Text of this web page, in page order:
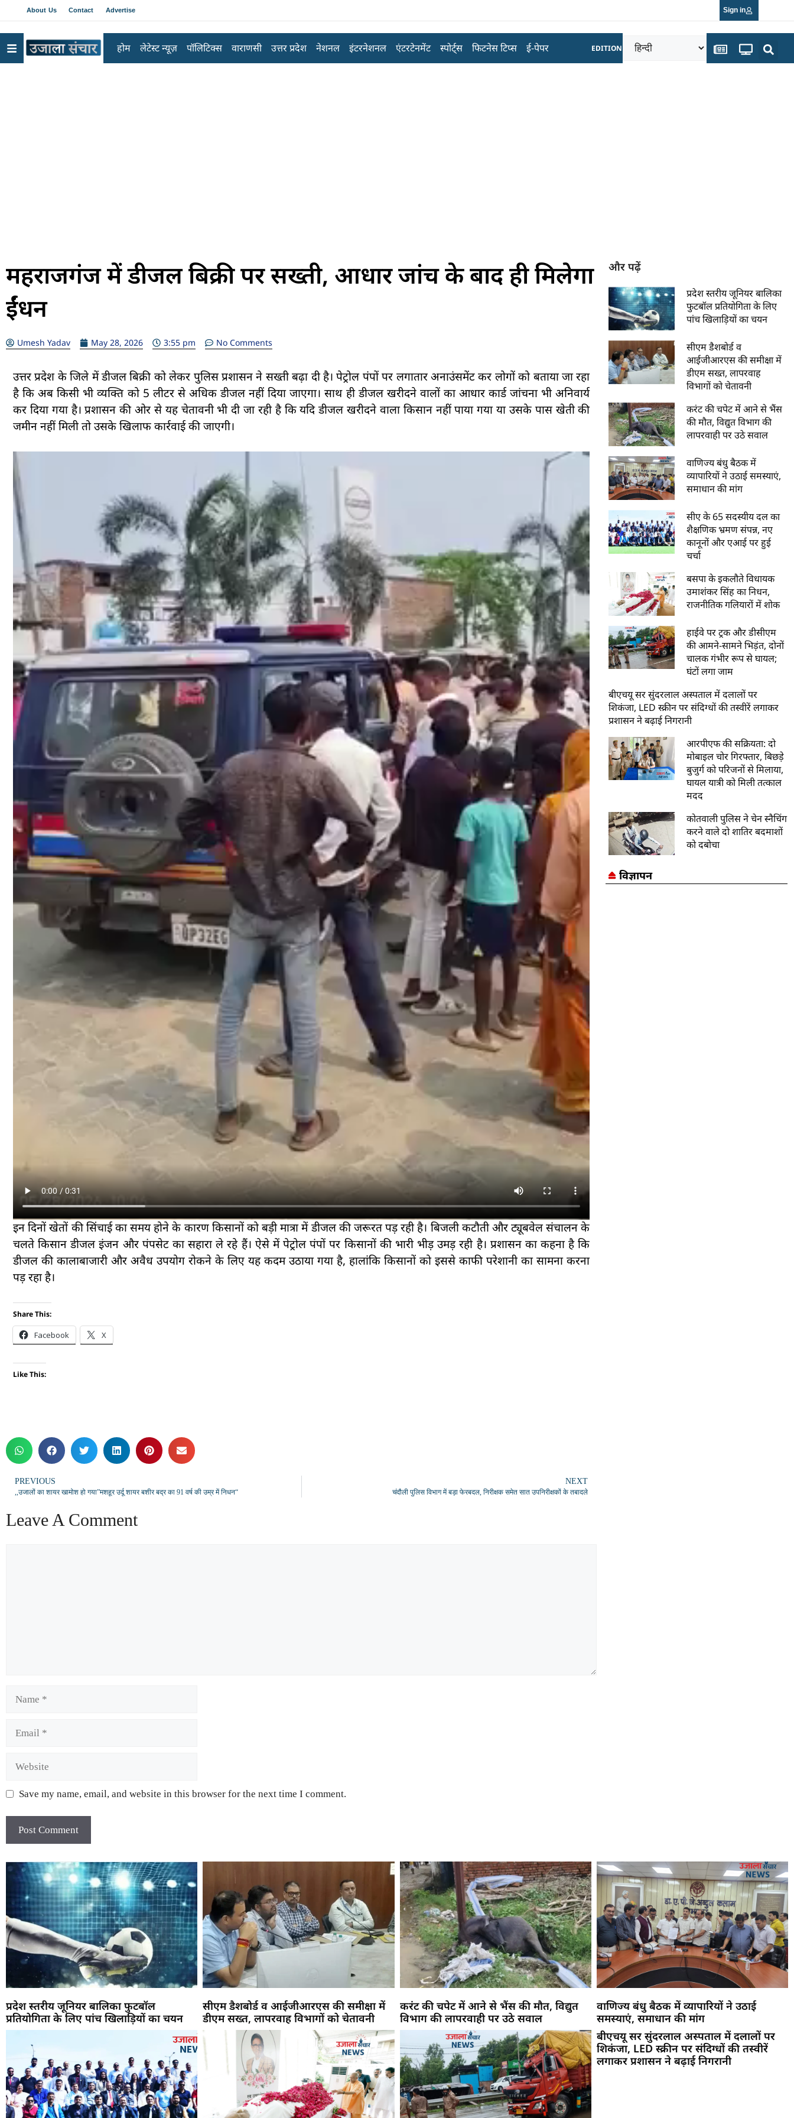
About Us Contact Advertise Sign in
होम लेटेस्ट न्यूज़ पॉलिटिक्स वाराणसी उत्तर प्रदेश नेशनल इंटरनेशनल एंटरटेनमेंट स्पोर्ट्स फिटनेस टिप्स ई-पेपर EDITION
महराजगंज में डीजल बिक्री पर सख्ती, आधार जांच के बाद ही मिलेगा
ईंधन
Umesh Yadav May 28, 2026 3:55 pm No Comments
उत्तर प्रदेश के जिले में डीजल बिक्री को लेकर पुलिस प्रशासन ने सख्ती बढ़ा दी है। पेट्रोल पंपों पर लगातार अनाउंसमेंट कर लोगों को बताया जा रहा
है कि अब किसी भी व्यक्ति को 5 लीटर से अधिक डीजल नहीं दिया जाएगा। साथ ही डीजल खरीदने वालों का आधार कार्ड जांचना भी अनिवार्य
कर दिया गया है। प्रशासन की ओर से यह चेतावनी भी दी जा रही है कि यदि डीजल खरीदने वाला किसान नहीं पाया गया या उसके पास खेती की
जमीन नहीं मिली तो उसके खिलाफ कार्रवाई की जाएगी।
इन दिनों खेतों की सिंचाई का समय होने के कारण किसानों को बड़ी मात्रा में डीजल की जरूरत पड़ रही है। बिजली कटौती और ट्यूबवेल संचालन के
चलते किसान डीजल इंजन और पंपसेट का सहारा ले रहे हैं। ऐसे में पेट्रोल पंपों पर किसानों की भारी भीड़ उमड़ रही है। प्रशासन का कहना है कि
डीजल की कालाबाजारी और अवैध उपयोग रोकने के लिए यह कदम उठाया गया है, हालांकि किसानों को इससे काफी परेशानी का सामना करना
पड़ रहा है।
Share This:
Facebook X
Like This:
PREVIOUS
,,उजालों का शायर खामोश हो गया”मशहूर उर्दू शायर बशीर बद्र का 91 वर्ष की उम्र में निधन“
NEXT
चंदौली पुलिस विभाग में बड़ा फेरबदल, निरीक्षक समेत सात उपनिरीक्षकों के तबादले
Leave A Comment
Save my name, email, and website in this browser for the next time I comment.
और पढ़ें
प्रदेश स्तरीय जूनियर बालिका
फुटबॉल प्रतियोगिता के लिए
पांच खिलाड़ियों का चयन
सीएम डैशबोर्ड व
आईजीआरएस की समीक्षा में
डीएम सख्त, लापरवाह
विभागों को चेतावनी
करंट की चपेट में आने से भैंस
की मौत, विद्युत विभाग की
लापरवाही पर उठे सवाल
वाणिज्य बंधु बैठक में
व्यापारियों ने उठाई समस्याएं,
समाधान की मांग
सीए के 65 सदस्यीय दल का
शैक्षणिक भ्रमण संपन्न, नए
कानूनों और एआई पर हुई
चर्चा
बसपा के इकलौते विधायक
उमाशंकर सिंह का निधन,
राजनीतिक गलियारों में शोक
हाईवे पर ट्रक और डीसीएम
की आमने-सामने भिड़ंत, दोनों
चालक गंभीर रूप से घायल;
घंटों लगा जाम
बीएचयू सर सुंदरलाल अस्पताल में दलालों पर
शिकंजा, LED स्क्रीन पर संदिग्धों की तस्वीरें लगाकर
प्रशासन ने बढ़ाई निगरानी
आरपीएफ की सक्रियता: दो
मोबाइल चोर गिरफ्तार, बिछड़े
बुजुर्ग को परिजनों से मिलाया,
घायल यात्री को मिली तत्काल
मदद
कोतवाली पुलिस ने चेन स्नैचिंग
करने वाले दो शातिर बदमाशों
को दबोचा
विज्ञापन
प्रदेश स्तरीय जूनियर बालिका फुटबॉल
प्रतियोगिता के लिए पांच खिलाड़ियों का चयन
सीएम डैशबोर्ड व आईजीआरएस की समीक्षा में
डीएम सख्त, लापरवाह विभागों को चेतावनी
करंट की चपेट में आने से भैंस की मौत, विद्युत
विभाग की लापरवाही पर उठे सवाल
वाणिज्य बंधु बैठक में व्यापारियों ने उठाई
समस्याएं, समाधान की मांग
बीएचयू सर सुंदरलाल अस्पताल में दलालों पर
शिकंजा, LED स्क्रीन पर संदिग्धों की तस्वीरें
लगाकर प्रशासन ने बढ़ाई निगरानी